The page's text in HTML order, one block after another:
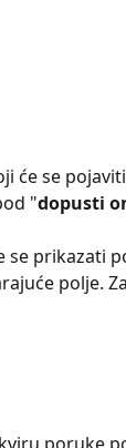
će se
"dopusti
se prikazati
polje.